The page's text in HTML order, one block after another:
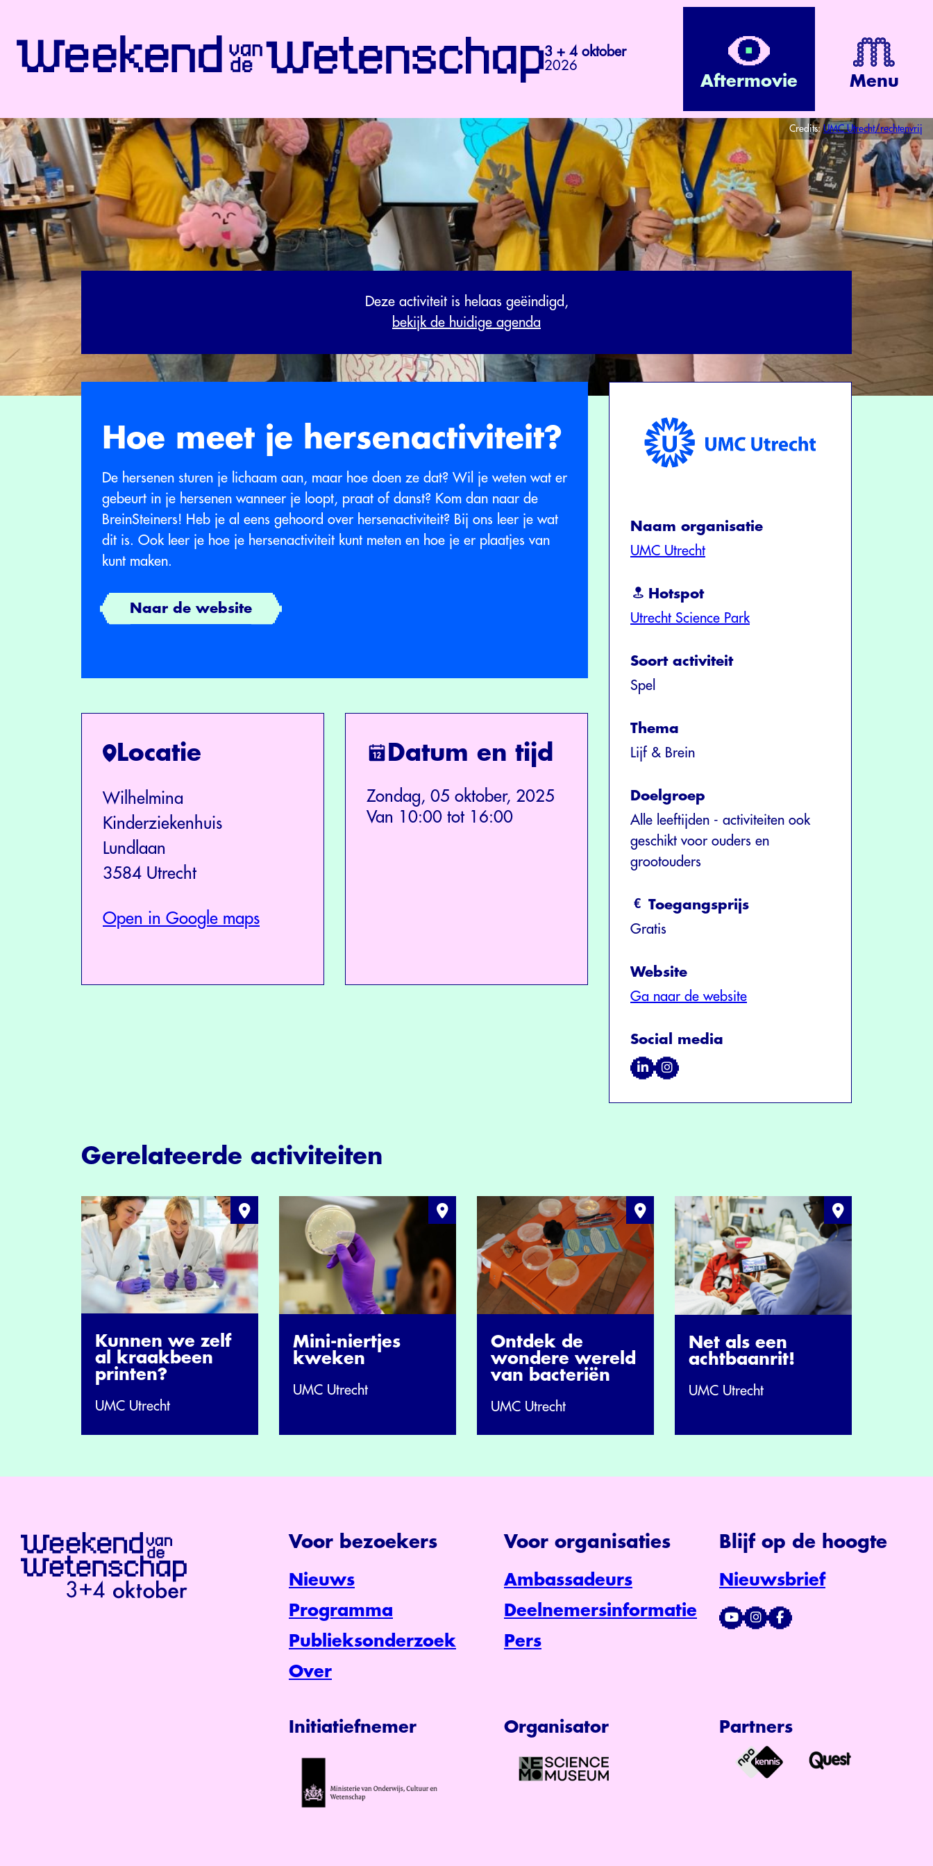
3 + 4 oktober
2026
Aftermovie Menu
Credits:UMC Utrecht/rechtenvrij
Deze activiteit is helaas geëindigd,
bekijk de huidige agenda
Hoe meet je hersenactiviteit?
De hersenen sturen je lichaam aan, maar hoe doen ze dat? Wil je weten wat er
gebeurt in je hersenen wanneer je loopt, praat of danst? Kom dan naar de
BreinSteiners! Heb je al eens gehoord over hersenactiviteit? Bij ons leer je wat
dit is. Ook leer je hoe je hersenactiviteit kunt meten en hoe je er plaatjes van
kunt maken.
Naar de website
Locatie
Wilhelmina
Kinderziekenhuis
Lundlaan
3584 Utrecht
Open in Google maps
Datum en tijd
Zondag, 05 oktober, 2025
Van 10:00 tot 16:00
Naam organisatie
UMC Utrecht
Hotspot
Utrecht Science Park
Soort activiteit
Spel
Thema
Lijf & Brein
Doelgroep
Alle leeftijden - activiteiten ook
geschikt voor ouders en
grootouders
Toegangsprijs
Gratis
Website
Ga naar de website
Social media
Gerelateerde activiteiten
Kunnen we zelf
al kraakbeen
printen?
UMC Utrecht
Mini-niertjes
kweken
UMC Utrecht
Ontdek de
wondere wereld
van bacteriën
UMC Utrecht
Net als een
achtbaanrit!
UMC Utrecht
Voor bezoekers
Nieuws
Programma
Publieksonderzoek
Over
Voor organisaties
Ambassadeurs
Deelnemersinformatie
Pers
Blijf op de hoogte
Nieuwsbrief
Initiatiefnemer Organisator Partners